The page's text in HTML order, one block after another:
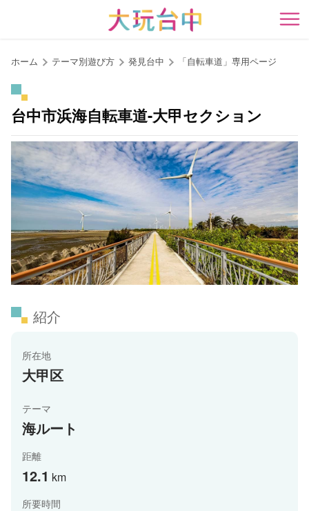
開
ホーム テーマ別遊び方 発見台中 「自転車道」専用ページ
台中市浜海自転車道-大甲セクション
紹介
所在地
大甲区
テーマ
海ルート
距離
12.1 km
所要時間